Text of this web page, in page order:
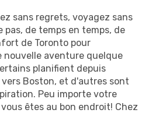
sans regrets, voyagez sans
pas, de temps en temps, de
de Toronto pour
nouvelle aventure quelque
planifient depuis
Boston, et d'autres sont
Peu importe votre
êtes au bon endroit! Chez